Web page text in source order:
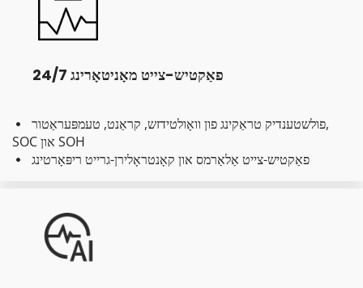
24/7 פאַקטיש-צייט מאָניטאָרינג
 פולשטענדיק טראַקינג פון וואָולטידזש, קראַנט, טעמפּעראַטור,
SOC און SOH
 פאַקטיש-צייט אַלאַרמס און קאָנטראָלירן-גרייט ריפּאָרטינג